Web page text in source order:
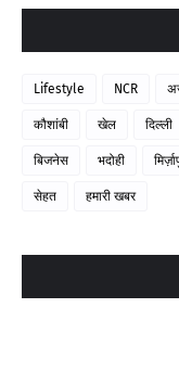
Lifestyle NCR
कौशांबी खेल दिल्ली
बिजनेस भदोही
सेहत हमारी खबर